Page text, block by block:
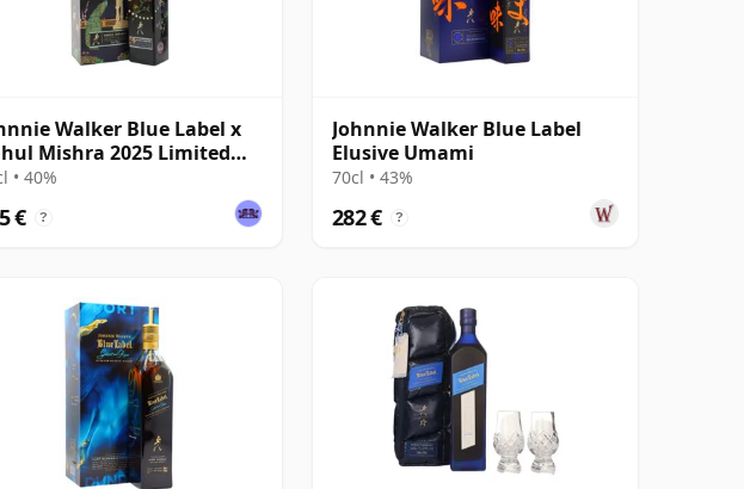
Walker Blue Label x
Mishra 2025 Limited
• 40%
€ ?
Johnnie Walker Blue Label
Elusive Umami
70cl • 43%
282 € ?